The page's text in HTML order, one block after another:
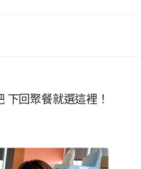
下回聚餐就選這裡！